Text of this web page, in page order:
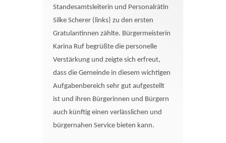
Standesamtsleiterin und Personalrätin
Silke Scherer (links) zu den ersten
Gratulantinnen zählte. Bürgermeisterin
Karina Ruf begrüßte die personelle
Verstärkung und zeigte sich erfreut,
dass die Gemeinde in diesem wichtigen
Aufgabenbereich sehr gut aufgestellt
ist und ihren Bürgerinnen und Bürgern
auch künftig einen verlässlichen und
bürgernahen Service bieten kann.